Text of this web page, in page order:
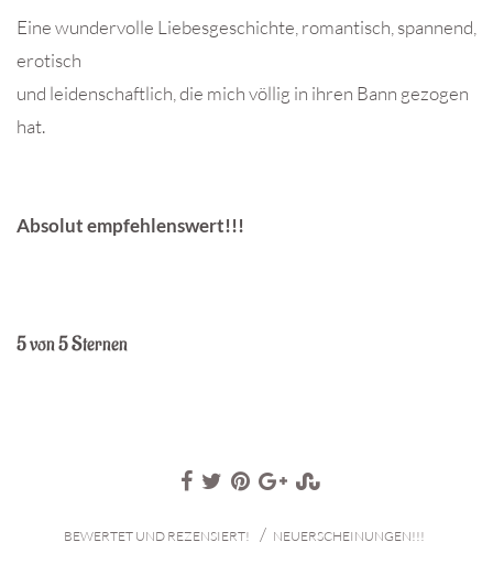
Eine wundervolle Liebesgeschichte, romantisch, spannend,
erotisch
und leidenschaftlich, die mich völlig in ihren Bann gezogen
hat.
Absolut empfehlenswert!!!
5 von 5 Sternen
BEWERTET UND REZENSIERT! / NEUERSCHEINUNGEN!!!